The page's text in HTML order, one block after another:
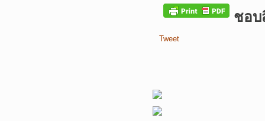
ชอบ
Tweet